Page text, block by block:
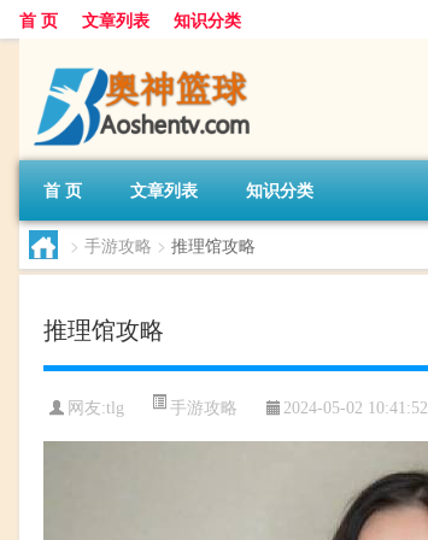
首 页 文章列表 知识分类
首 页 文章列表 知识分类
> 手游攻略 > 推理馆攻略
推理馆攻略
网友:tlg 手游攻略 2024-05-02 10:41:52